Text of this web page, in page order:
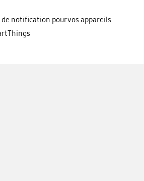
notification pour vos appareils